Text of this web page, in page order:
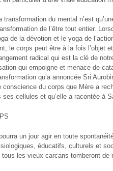
du mental n’est
de l’être tout entier.
de la dévotion et le yoga de
le corps peut être à la fois l’objet
radical qui est la clé de
qui empoigne et menace de
qu’a annoncée Sri
conscience du corps que Mère a
ses cellules et qu’elle a racontée à
un jour agir en toute
éducatifs, culturels et
les vieux carcans tomberont de